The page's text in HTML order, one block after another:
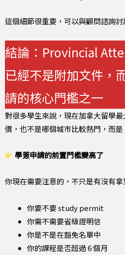
這個細節很重要，可以與顧問諮詢討
結論：Provincial
已經不是附加文件，
請的核心門檻之一
對很多學生來說，現在加拿大留學
價，也不是哪個城市比較熱門，而是
學簽申請的前置門檻變高了
你現在需要注意的，不只是有沒有拿
你要不要 study permit
你需不需要省級證明信
你是不是在豁免名單中
你的課程是否超過 6 個月